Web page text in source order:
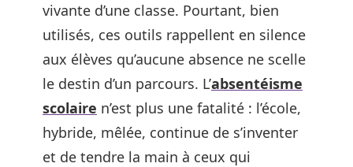
vivante d’une classe. Pourtant, bien
utilisés, ces outils rappellent en silence
aux élèves qu’aucune absence ne scelle
le destin d’un parcours. L’absentéisme
scolaire n’est plus une fatalité : l’école,
hybride, mêlée, continue de s’inventer
et de tendre la main à ceux qui